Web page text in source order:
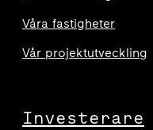
Våra fastigheter
Vår projektutveckling
Investerare